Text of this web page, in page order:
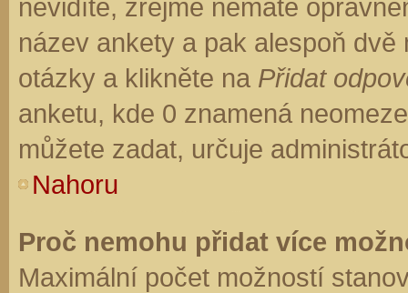
nevidíte, zřejmě nemáte
název ankety a pak alespoň
otázky a klikněte na Přidat
anketu, kde 0 znamená
můžete zadat, určuje
Nahoru
Proč nemohu přidat více
Maximální počet možností